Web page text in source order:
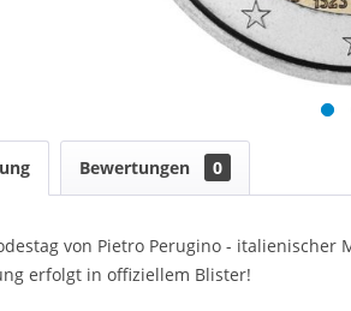
Bewertungen 0
von Pietro Perugino - italienischer
erfolgt in offiziellem Blister!